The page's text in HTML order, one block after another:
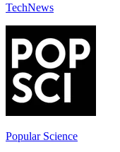
TechNews
Popular Science